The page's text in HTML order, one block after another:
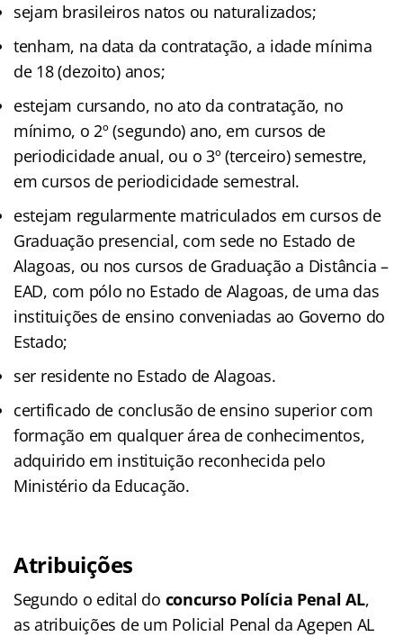
sejam brasileiros natos ou naturalizados;
tenham, na data da contratação, a idade mínima
de 18 (dezoito) anos;
estejam cursando, no ato da contratação, no
mínimo, o 2º (segundo) ano, em cursos de
periodicidade anual, ou o 3º (terceiro) semestre,
em cursos de periodicidade semestral.
estejam regularmente matriculados em cursos de
Graduação presencial, com sede no Estado de
Alagoas, ou nos cursos de Graduação a Distância –
EAD, com pólo no Estado de Alagoas, de uma das
instituições de ensino conveniadas ao Governo do
Estado;
ser residente no Estado de Alagoas.
certificado de conclusão de ensino superior com
formação em qualquer área de conhecimentos,
adquirido em instituição reconhecida pelo
Ministério da Educação.
Atribuições
Segundo o edital do concurso Polícia Penal AL,
as atribuições de um Policial Penal da Agepen AL